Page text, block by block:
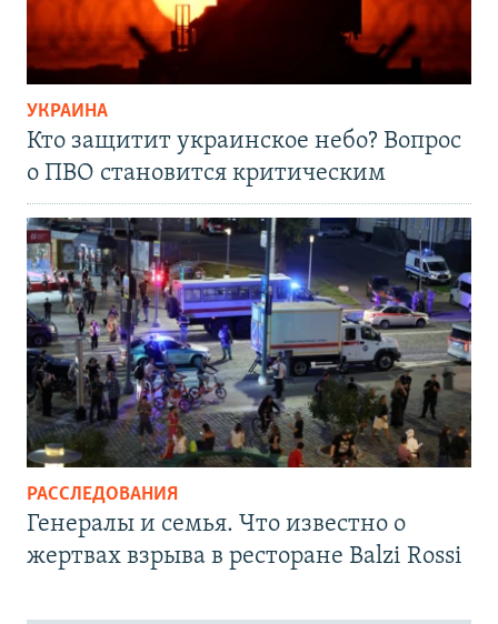
УКРАИНА
Кто защитит украинское небо? Вопрос
о ПВО становится критическим
РАССЛЕДОВАНИЯ
Генералы и семья. Что известно о
жертвах взрыва в ресторане Balzi Rossi